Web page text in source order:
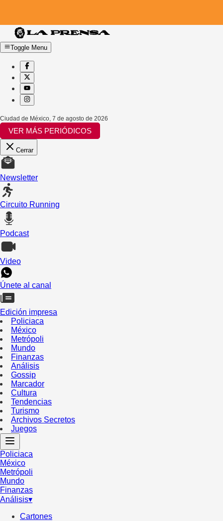
Toggle Menu
Ciudad de México 7 de agosto de 2026
VER MÁS PERIÓDICOS
Cerrar
Newsletter
Circuito Running
Podcast
Video
Únete al canal
Edición impresa
Policiaca
México
Metrópoli
Mundo
Finanzas
Análisis
Gossip
Marcador
Cultura
Tendencias
Turismo
Archivos Secretos
Juegos
Policiaca
México
Metrópoli
Mundo
Finanzas
Análisis▾
Cartones